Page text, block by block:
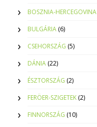
BOSZNIA-HERCEGOVINA
BULGÁRIA (6)
CSEHORSZÁG (5)
DÁNIA (22)
ÉSZTORSZÁG (2)
FERÖER-SZIGETEK (2)
FINNORSZÁG (10)